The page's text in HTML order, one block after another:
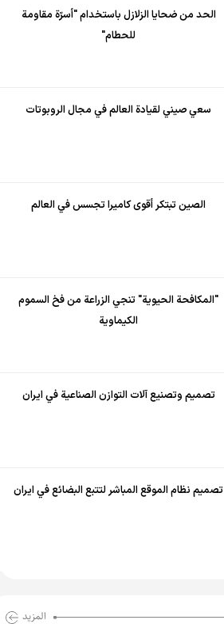
الحد من ضحايا الزلازل باستخدام "أسرّة مقاومة
للحطام"
سعي صيني لقيادة العالم في مجال الروبوتات
الصين تبتكر أقوى كاميرا تجسس في العالم
"المكافحة الحيوية" تنجي الزراعة من فخ السموم
الكيماوية
تصميم وتصنيع آلات التوازن الصناعية في ايران
تصميم نظام الموقع المباشر لتتبع البضائع في ايران
المزید